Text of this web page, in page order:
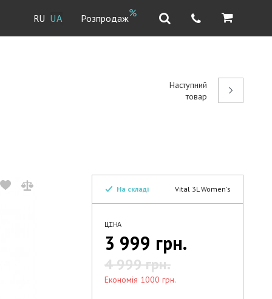
RU UA Розпродаж
Наступний
товар
На складі Vital 3L Women's
ЦІНА
3 999 грн.
4 999 грн.
економія 1000 грн.